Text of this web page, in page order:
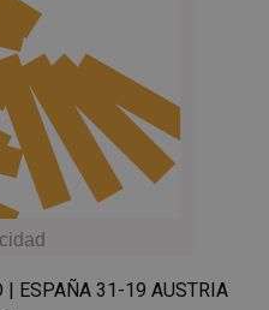
| ESPAÑA 31-19 AUSTRIA